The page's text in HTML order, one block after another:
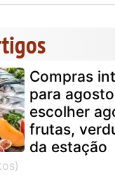
Compras
para
escolher
frutas,
da estação